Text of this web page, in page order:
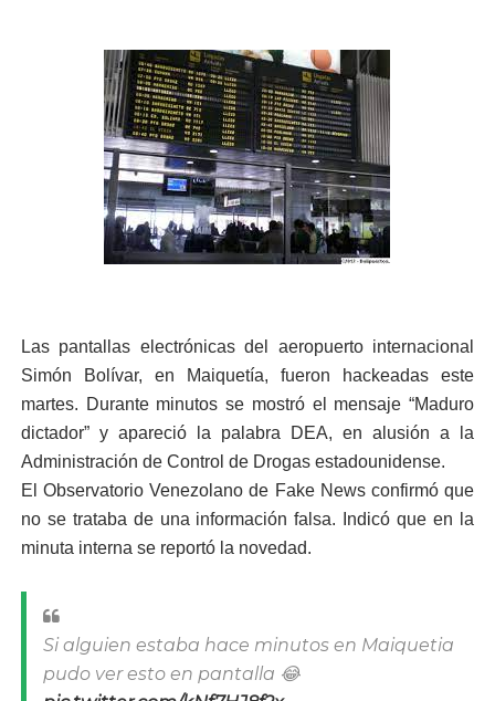
Las pantallas electrónicas del aeropuerto internacional
Simón Bolívar, en Maiquetía, fueron hackeadas este
martes. Durante minutos se mostró el mensaje “Maduro
dictador” y apareció la palabra DEA, en alusión a la
Administración de Control de Drogas estadounidense.
El Observatorio Venezolano de Fake News confirmó que
no se trataba de una información falsa. Indicó que en la
minuta interna se reportó la novedad.
Si alguien estaba hace minutos en Maiquetia
pudo ver esto en pantalla 😂